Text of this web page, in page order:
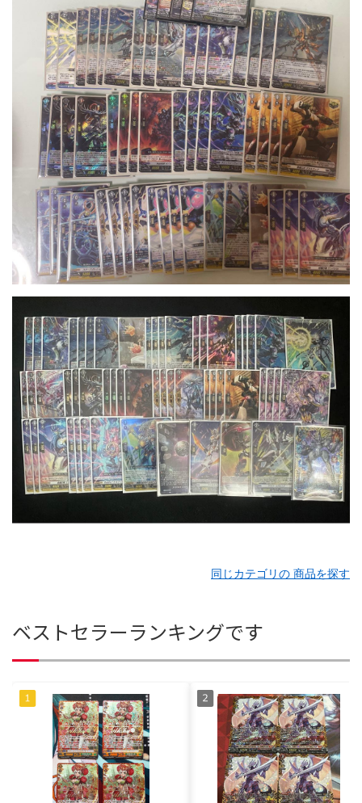
同じカテゴリの 商品を探す
ベストセラーランキングです